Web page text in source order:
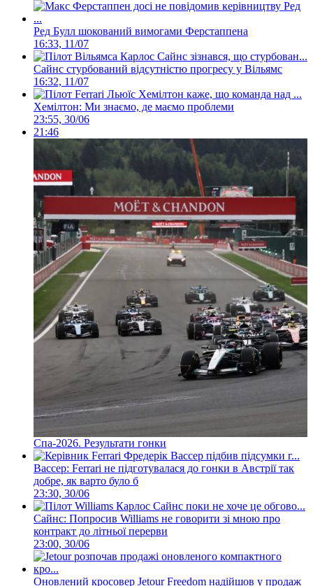
Ред Булл шокований вимогами Ферстаппена
16:33, 11/07
Сайнс стурбований відсутністю прогресу у Вільямс
16:32, 11/07
Хемілтон: Ми знаємо, де маємо проблеми
23:55, 30/06
21:46
Спа-2026. Результати гонки
Вассер: Ferrari не підготувалася до гонки в Австрії так
добре, як варто було б
23:30, 30/06
Сайнс: Попросив Williams не говорити зі мною про
контракт до літньої перерви
23:00, 30/06
Оновлений кросовер Jetour Freedom надійшов у продаж